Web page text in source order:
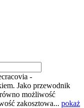
-
Jako przewodnik
możliwość
zakosztowa... pokaż